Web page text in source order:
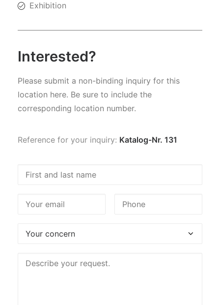
Exhibition
Interested?
Please submit a non-binding inquiry for this
location here. Be sure to include the
corresponding location number.
Reference for your inquiry: Katalog-Nr. 131